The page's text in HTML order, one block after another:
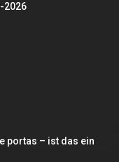
2026
portas – ist das ein